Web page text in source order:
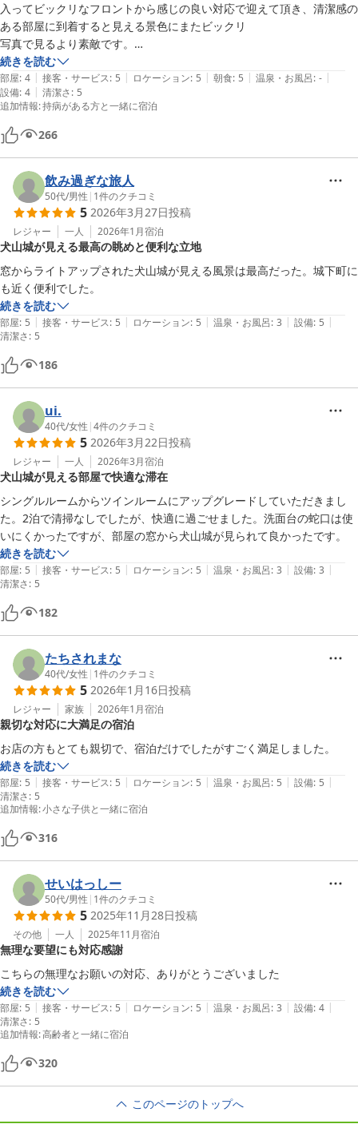
入ってビックリなフロントから感じの良い対応で迎えて頂き、清潔感の
ある部屋に到着すると見える景色にまたビックリ
写真で見るより素敵です。
城下町迄の散歩も丁度よい距離で１５分かからず到着。
朝食のオニギリは大きめ、米が美味しくて普段は２個も食べれない娘が
完食。
匂いなし、ハウスダストを感じない清潔な部屋でしたがアレルギー体質
なので
空気清浄機、消毒＆消臭スプレー系があれば全て星５つです。
す。
ドライヤーが時々止まる様子でしたので、コンセントの接続かドライヤ
ーの確認をしてみて下さい。
犬山館さんのお陰で、とても楽しい旅になりました、ありがとうござい
ました。
また利用させて頂きます。
続きを読む
部屋: 4 | 接客・サービス: 5 | ロケーション: 5 | 朝食: 5 | 温泉・お風呂: - |
設備: 4 | 清潔さ: 5
追加情報:持病がある方と一緒に宿泊
266
飲み過ぎな旅人
50代/男性 | 1件のクチコミ
5 2026年3月27日投稿
レジャー 一人 2026年1月宿泊
犬山城が見える最高の眺めと便利な立地
窓からライトアップされた犬山城が見える風景は最高だった。城下町に
も近く便利でした。
続きを読む
部屋: 5 | 接客・サービス: 5 | ロケーション: 5 | 温泉・お風呂: 3 | 設備: 5 |
清潔さ: 5
186
ui.
40代/女性 |4件のクチコミ
5 2026年3月22日投稿
レジャー 一人 2026年3月宿泊
犬山城が見える部屋で快適な滞在
シングルルームからツインルームにアップグレードしていただきまし
た。2泊で清掃なしでしたが、快適に過ごせました。洗面台の蛇口は使
いにくかったですが、部屋の窓から犬山城が見られて良かったです。
続きを読む
部屋: 5 | 接客・サービス: 5 | ロケーション: 5 | 温泉・お風呂: 3 | 設備: 3 |
清潔さ: 5
182
たちされまな
40代/女性 | 1件のクチコミ
5 2026年1月16日投稿
レジャー 家族 2026年1月宿泊
親切な対応に大満足の宿泊
続きを読む
部屋: 5 | 接客・サービス: 5 | ロケーション: 5 | 温泉・お風呂: 5 | 設備: 5 |
清潔さ: 5
追加情報:小さな子供と一緒に宿泊
316
せいはっしー
50代/男性 | 1件のクチコミ
5 2025年11月28日投稿
その他 一人 2025年11月宿泊
無理な要望にも対応感謝
こちらの無理なお願いの対応、ありがとうございました
続きを読む
部屋: 5 | 接客・サービス: 5 | ロケーション: 5 | 温泉・お風呂: 3 | 設備: 4 |
清潔さ: 5
追加情報:高齢者と一緒に宿泊
320
このページのトップへ